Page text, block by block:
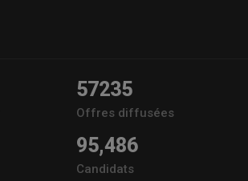
57235
Offres diffusées
95,486
Candidats